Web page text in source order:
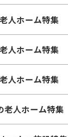
人ホーム特集
人ホーム特集
人ホーム特集
老人ホーム特集
ーム・施設特集